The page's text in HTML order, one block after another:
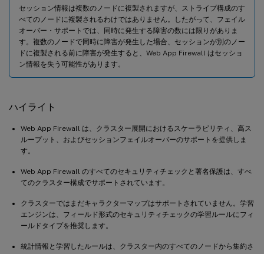
セッション情報は複数のノードに複製されますが、ストライプ構成のす
べてのノードに複製されるわけではありません。したがって、フェイル
オーバー・サポートでは、同時に発生する障害の数には限りがありま
す。複数のノードで同時に障害が発生した場合、セッションが別のノー
ドに複製される前に障害が発生すると、Web App Firewall はセッショ
ン情報を失う可能性があります。
ハイライト
Web App Firewall は、クラスター展開におけるスケーラビリティ、高ス
ループット、およびセッションフェイルオーバーのサポートを提供しま
す。
Web App Firewall のすべてのセキュリティチェックと署名保護は、すべ
てのクラスター構成でサポートされています。
クラスターではまだキャラクターマップはサポートされていません。学習
エンジンは、フィールド形式のセキュリティチェックの学習ルールにフィ
ールドタイプを推奨します。
統計情報と学習したルールは、クラスター内のすべてのノードから集約さ